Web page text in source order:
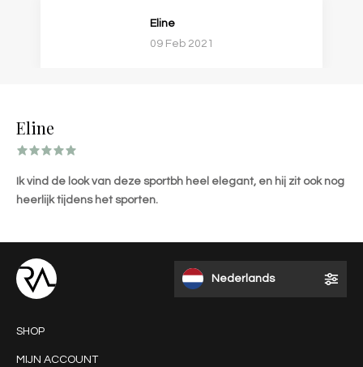
Eline
09 Feb 2021
Eline
Ik vind de look van deze sportbh heel elegant, en hij zit ook nog
heerlijk tijdens het sporten.
Nederlands
SHOP
MIJN ACCOUNT